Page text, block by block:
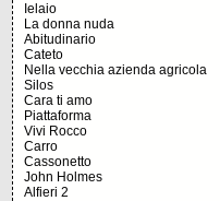
Ielaio
La donna nuda
Abitudinario
Cateto
Nella vecchia azienda agricola
Silos
Cara ti amo
Piattaforma
Vivi Rocco
Carro
Cassonetto
John Holmes
Alfieri 2